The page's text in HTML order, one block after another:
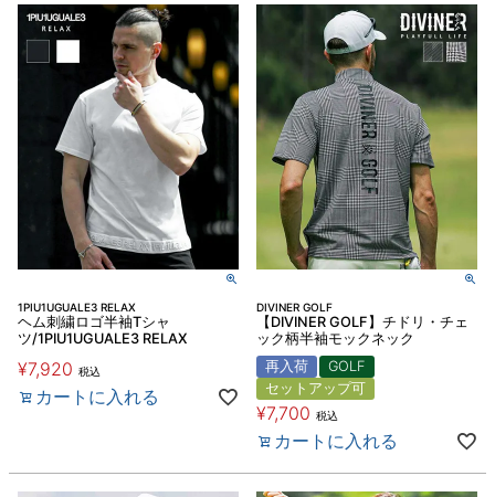
1PIU1UGUALE3 RELAX
ヘム刺繍ロゴ半袖Tシャ
ツ/1PIU1UGUALE3 RELAX
¥7,920 税込
カートに入れる
DIVINER GOLF
【DIVINER GOLF】チドリ・チェ
ック柄半袖モックネック
再入荷
GOLF
セットアップ可
¥7,700 税込
カートに入れる